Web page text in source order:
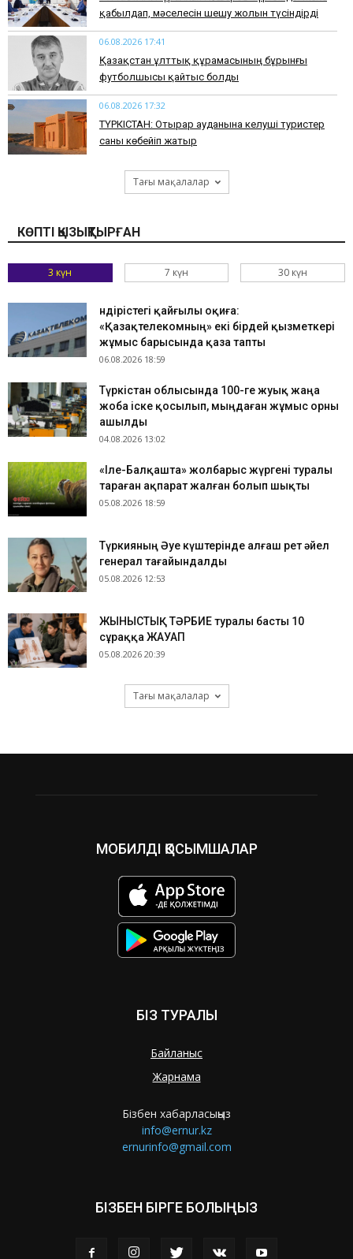
қабылдап, мәселесін шешу жолын түсіндірді
06.08.2026 17:41
Қазақстан ұлттық құрамасының бұрынғы
футболшысы қайтыс болды
06.08.2026 17:32
ТҮРКІСТАН: Отырар ауданына келуші туристер
саны көбейіп жатыр
Тағы мақалалар
КӨПТІ ҚЫЗЫҚТЫРҒАН
3 күн 7 күн 30 күн
Өндірістегі қайғылы оқиға:
«Қазақтелекомның» екі бірдей қызметкері
жұмыс барысында қаза тапты
06.08.2026 18:59
Түркістан облысында 100-ге жуық жаңа
жоба іске қосылып, мыңдаған жұмыс орны
ашылды
04.08.2026 13:02
«Іле-Балқашта» жолбарыс жүргені туралы
тараған ақпарат жалған болып шықты
05.08.2026 18:59
Түркияның Әуе күштерінде алғаш рет әйел
генерал тағайындалды
05.08.2026 12:53
ЖЫНЫСТЫҚ ТӘРБИЕ туралы басты 10
сұраққа ЖАУАП
05.08.2026 20:39
Тағы мақалалар
МОБИЛДІ ҚОСЫМШАЛАР
БІЗ ТУРАЛЫ
Байланыс
Жарнама
Бізбен хабарласыңыз
info@ernur.kz
ernurinfo@gmail.com
БІЗБЕН БІРГЕ БОЛЫҢЫЗ